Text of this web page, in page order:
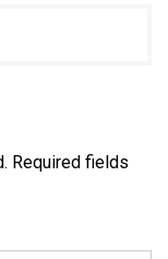
Required fields